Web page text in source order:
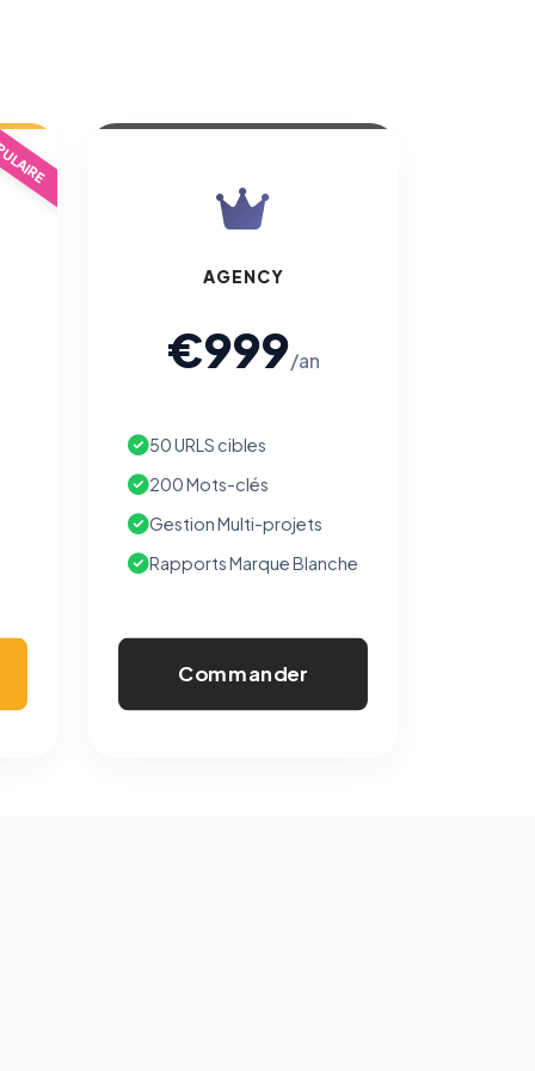
AGENCY
€999/an
50 URLS cibles
200 Mots-clés
Gestion Multi-projets
Rapports Marque Blanche
Commander